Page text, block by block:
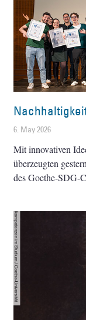
6. May 2026
Mit innovativen
überzeugten
des Goethe-SDG-